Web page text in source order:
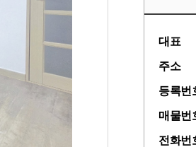
대표
주소
등록번
매물번
전화번